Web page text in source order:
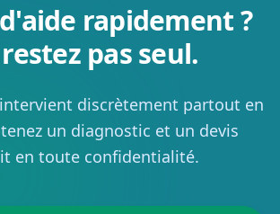
rapidement ?
pas seul.
discrètement partout en
un diagnostic et un devis
en toute confidentialité.